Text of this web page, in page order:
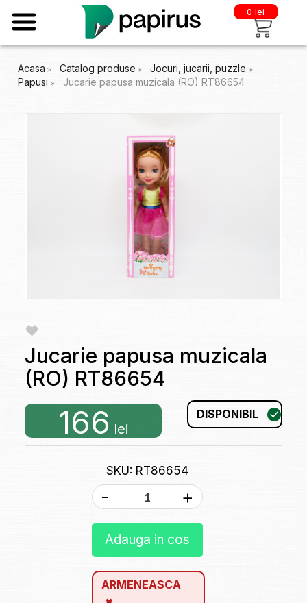
0 lei
Acasa Catalog produse
Jocuri, jucarii, puzzle
Papusi
Jucarie papusa muzicala (RO) RT86654
Jucarie papusa muzicala
(RO) RT86654
166 lei
DISPONIBIL
SKU: RT86654
- +
Adauga in cos
ARMENEASCA